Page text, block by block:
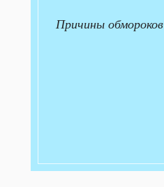
Причины обмороков